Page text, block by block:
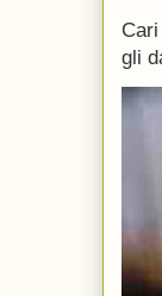
gli